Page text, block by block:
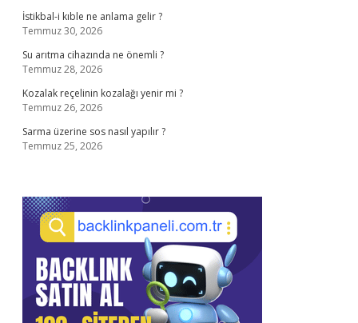
İstikbal-i kıble ne anlama gelir ?
Temmuz 30, 2026
Su arıtma cihazında ne önemli ?
Temmuz 28, 2026
Kozalak reçelinin kozalağı yenir mi ?
Temmuz 26, 2026
Sarma üzerine sos nasıl yapılır ?
Temmuz 25, 2026